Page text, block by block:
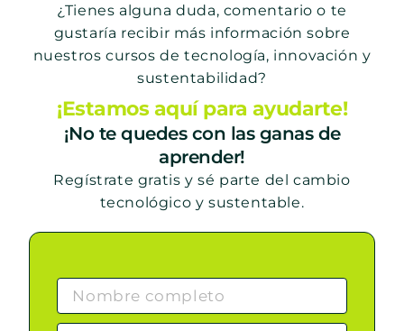
¿Tienes alguna duda, comentario o te
gustaría recibir más información sobre
nuestros cursos de tecnología, innovación y
sustentabilidad?
¡Estamos aquí para ayudarte!
¡No te quedes con las ganas de
aprender!
Regístrate gratis y sé parte del cambio
tecnológico y sustentable.